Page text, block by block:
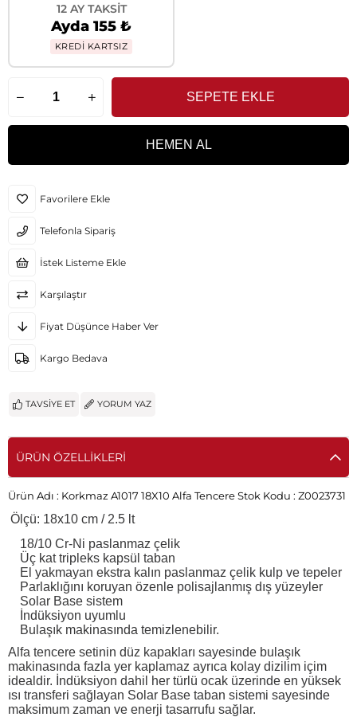
12 AY TAKSIT
Ayda 155 ₺
KREDİ KARTSIZ
Favorilere Ekle
Telefonla Sipariş
İstek Listeme Ekle
Karşılaştır
Fiyat Düşünce Haber Ver
Kargo Bedava
TAVSIYE ET YORUM YAZ
ÜRÜN ÖZELLIKLERI
Ürün Adı : Korkmaz A1017 18X10 Alfa Tencere Stok Kodu : Z0023731
Ölçü: 18x10 cm / 2.5 lt
18/10 Cr-Ni paslanmaz çelik
Üç kat tripleks kapsül taban
El yakmayan ekstra kalın paslanmaz çelik kulp ve tepeler
Parlaklığını koruyan özenle polisajlanmış dış yüzeyler
Solar Base sistem
İndüksiyon uyumlu
Bulaşık makinasında temizlenebilir.
Alfa tencere setinin düz kapakları sayesinde bulaşık
makinasında fazla yer kaplamaz ayrıca kolay dizilim içim
idealdir. İndüksiyon dahil her türlü ocak üzerinde en yüksek
ısı transferi sağlayan Solar Base taban sistemi sayesinde
maksimum zaman ve enerji tasarrufu sağlar.